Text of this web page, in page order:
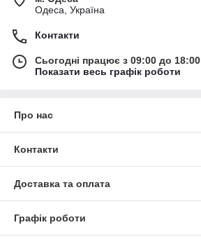
Одеса, Україна
Контакти
Сьогодні працює з 09:00 до 18:00
Показати весь графік роботи
Про нас
Контакти
Доставка та оплата
Графік роботи